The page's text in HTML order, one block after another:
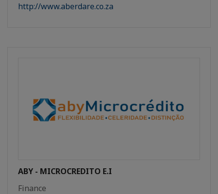
http://www.aberdare.co.za
ABY - MICROCREDITO E.I
Finance